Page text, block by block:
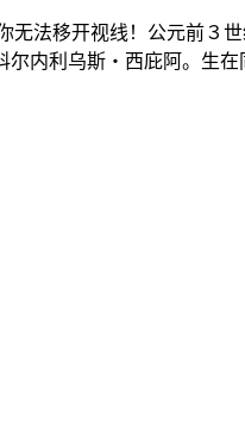
无法移开视线！公元前３
利乌斯‧西庇阿。生在